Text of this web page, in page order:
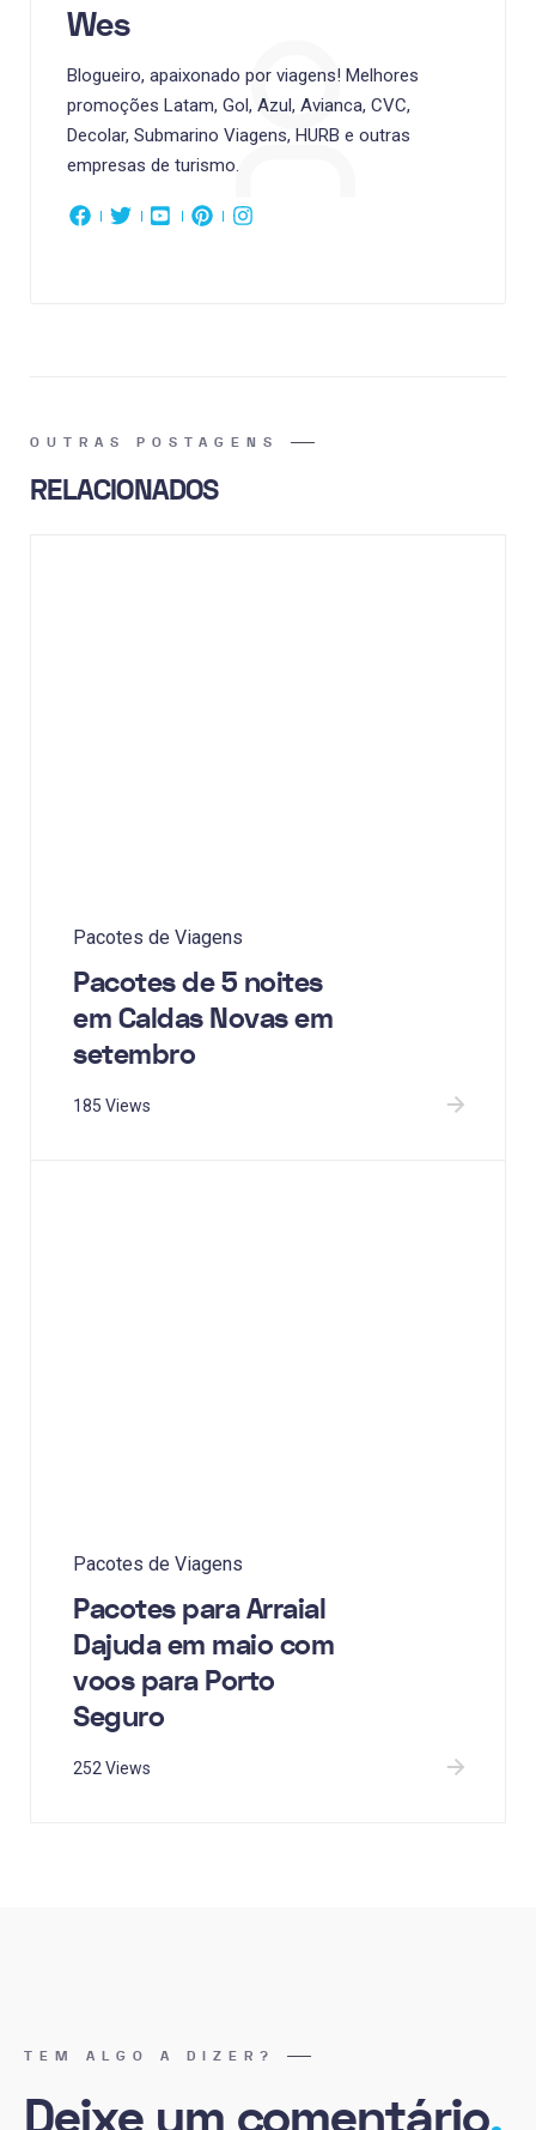
Wes
Blogueiro, apaixonado por viagens! Melhores
promoções Latam, Gol, Azul, Avianca, CVC,
Decolar, Submarino Viagens, HURB e outras
empresas de turismo.
OUTRAS POSTAGENS
RELACIONADOS
Pacotes de Viagens
Pacotes de 5 noites
em Caldas Novas em
setembro
185 Views
Pacotes de Viagens
Pacotes para Arraial
Dajuda em maio com
voos para Porto
Seguro
252 Views
TEM ALGO A DIZER?